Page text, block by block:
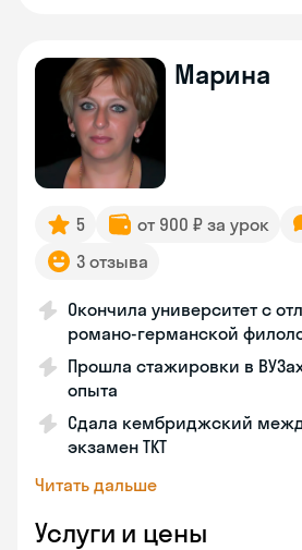
Марина
5 от 900 ₽ за урок
3 отзыва
Окончила университет с
романо-германской
Прошла стажировки в
опыта
Сдала кембриджский
экзамен TKT
Читать дальше
Услуги и цены